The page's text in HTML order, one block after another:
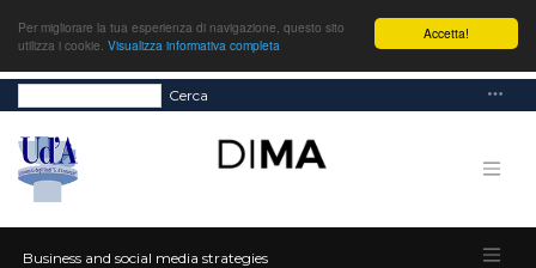
Accetta!
Per migliorare la tua esperienza di navigazione, questo sito
utilizza i cookie. Visualizza informativa completa
Cerca
Business and social media strategies